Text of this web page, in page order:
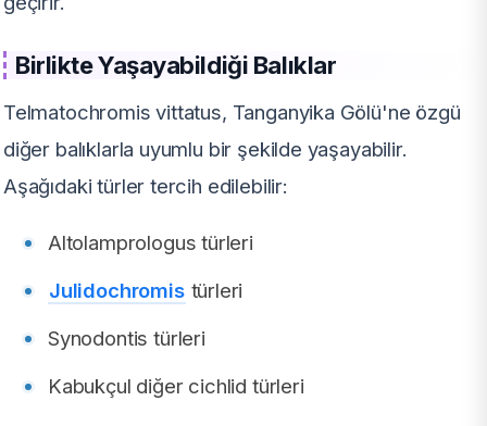
Birlikte Yaşayabildiği Balıklar
Telmatochromis vittatus, Tanganyika Gölü'ne özgü
diğer balıklarla uyumlu bir şekilde yaşayabilir.
Aşağıdaki türler tercih edilebilir:
Altolamprologus türleri
Julidochromis türleri
Synodontis türleri
Kabukçul diğer cichlid türleri